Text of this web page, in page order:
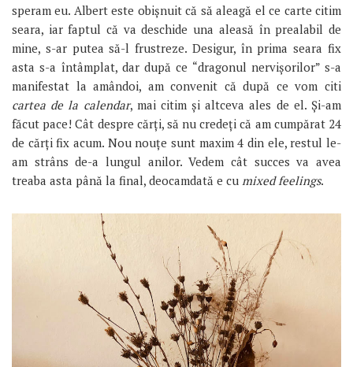
speram eu. Albert este obișnuit că să aleagă el ce carte citim
seara, iar faptul că va deschide una aleasă în prealabil de
mine, s-ar putea să-l frustreze. Desigur, în prima seara fix
asta s-a întâmplat, dar după ce “dragonul nervișorilor” s-a
manifestat la amândoi, am convenit că după ce vom citi
cartea de la calendar, mai citim și altceva ales de el. Și-am
făcut pace! Cât despre cărți, să nu credeți că am cumpărat 24
de cărți fix acum. Nou nouțe sunt maxim 4 din ele, restul le-
am strâns de-a lungul anilor. Vedem cât succes va avea
treaba asta până la final, deocamdată e cu mixed feelings.